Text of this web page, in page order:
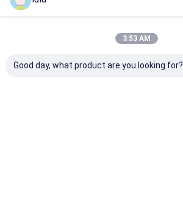
3:53 AM
Good day, what product are you looking for?